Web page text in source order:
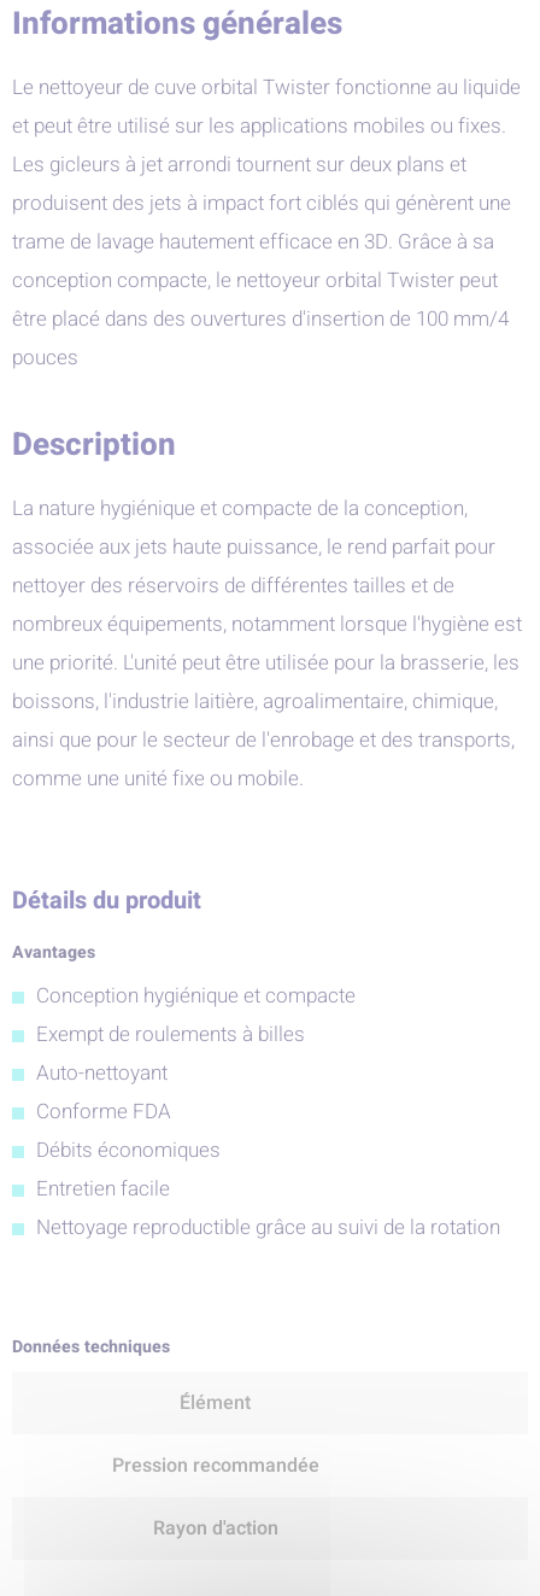
Informations générales
Le nettoyeur de cuve orbital Twister fonctionne au liquide
et peut être utilisé sur les applications mobiles ou fixes.
Les gicleurs à jet arrondi tournent sur deux plans et
produisent des jets à impact fort ciblés qui génèrent une
trame de lavage hautement efficace en 3D. Grâce à sa
conception compacte, le nettoyeur orbital Twister peut
être placé dans des ouvertures d'insertion de 100 mm/4
pouces
Description
La nature hygiénique et compacte de la conception,
associée aux jets haute puissance, le rend parfait pour
nettoyer des réservoirs de différentes tailles et de
nombreux équipements, notamment lorsque l'hygiène est
une priorité. L'unité peut être utilisée pour la brasserie, les
boissons, l'industrie laitière, agroalimentaire, chimique,
ainsi que pour le secteur de l'enrobage et des transports,
comme une unité fixe ou mobile.
Détails du produit
Avantages
Conception hygiénique et compacte
Exempt de roulements à billes
Auto-nettoyant
Conforme FDA
Débits économiques
Entretien facile
Nettoyage reproductible grâce au suivi de la rotation
Données techniques
Élément
Pression recommandée
Rayon d'action